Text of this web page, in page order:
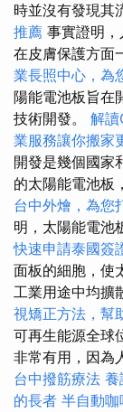
時並沒有發現其
推薦 事實證明
在皮膚保護方面
業長照中心，為
陽能電池板旨在
技術開發。 解
業服務讓你搬家
開發是幾個國家
的太陽能電池板
台中外燴，為您
明，太陽能電池
快速申請泰國簽
面板的細胞，使
工業用途中均擴
視矯正方法，幫
可再生能源全球
非常有用，因為
台中撥筋療法 養
的長者 半自動